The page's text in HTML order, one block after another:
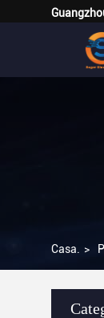
Casa. >